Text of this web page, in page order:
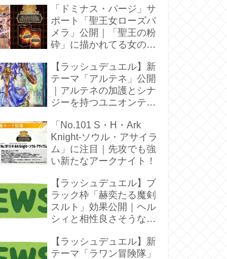
「ドミナス・パージ」サ
ポート「聖王女ローズパ
メラ」公開｜「聖王の粉
砕」に描かれてる女の子
【ラッシュデュエル】新
テーマ「アルテネ」公開
｜アルテネの加護とシナ
ジーを持つユニオンテー
「No.101 S・H・Ark
Knight-ソウル・アサイラ
ム」に注目｜先攻でも強
い新たなアークナイト！
【ラッシュデュエル】ブ
ラック枠「赫奕たる魔剣
スルト」効果公開｜ヘル
シィと相性良さそうなレ
【ラッシュデュエル】新
テーマ「ラワン冒険隊」